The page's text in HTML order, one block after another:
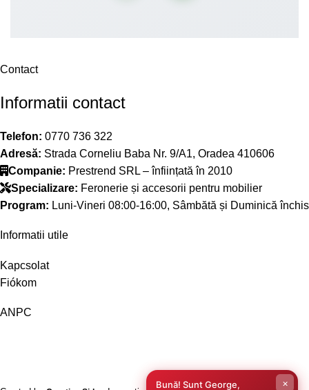
Contact
Informatii contact
Telefon: 0770 736 322
Adresă: Strada Corneliu Baba Nr. 9/A1, Oradea 410606
Companie: Prestrend SRL – înființată în 2010
Specializare: Feronerie și accesorii pentru mobilier
Program: Luni-Vineri 08:00-16:00, Sâmbătă și Duminică închis
Informatii utile
Kapcsolat
Fiókom
ANPC
Bună! Sunt George, ×